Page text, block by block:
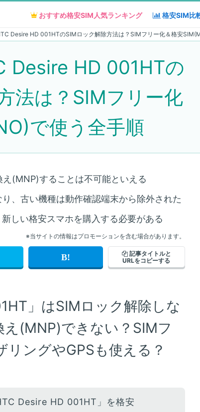
おすすめ格安SIM人気ランキング 格安SIM比
Desire HD 001HTのSIMロック解除方法は？SIMフリー化＆格安
Desire HD 001HTの
法は？SIMフリー化
で使う全手順
(MNP)することは不可能といえる
、古い機種は動作確認端末から除外された
しい格安スマホを購入する必要がある
※当サイトの情報はプロモーションを含む場合があります。
記事タイトルと
URLをコピーする
」はSIMロック解除しな
(MNP)できない？SIMフ
リングやGPSも使える？
Desire HD 001HT」を格安
おすすめ格安SIM人気ランキング 格安SIM比